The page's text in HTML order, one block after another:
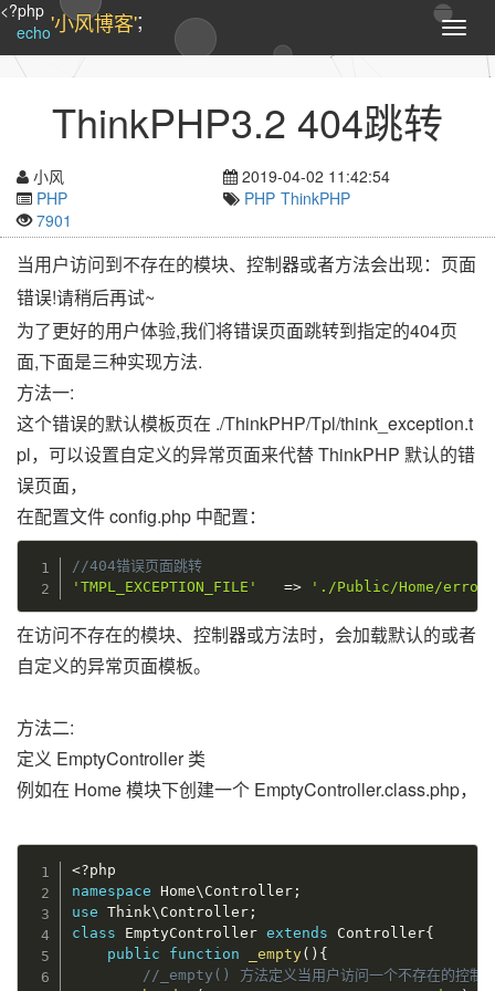
T
o
g
a
i
o
<?php
echo'小风博客';
ThinkPHP3.2 404跳转
小风
2019-04-02 11:42:54
PHP
PHP ThinkPHP
7901
当用户访问到不存在的模块、控制器或者方法会出现：页面
错误!请稍后再试~
为了更好的用户体验,我们将错误页面跳转到指定的404页
面,下面是三种实现方法.
方法一:
这个错误的默认模板页在 ./ThinkPHP/Tpl/think_exception.t
pl，可以设置自定义的异常页面来代替 ThinkPHP 默认的错
误页面，
在配置文件 config.php 中配置：
//404错误页面跳转
'TMPL_EXCEPTION_FILE'
=> './Public/Home/
在访问不存在的模块、控制器或方法时，会加载默认的或者
自定义的异常页面模板。
方法二:
定义 EmptyController 类
例如在 Home 模块下创建一个 EmptyController.class.php，
<?php
namespace
Home\ Controller ;
use
Think\ Controller ;
class
EmptyController extends Controller{
public
function _empty( ) {
//_empty() 方法定义当用户访问一个不存在的控制